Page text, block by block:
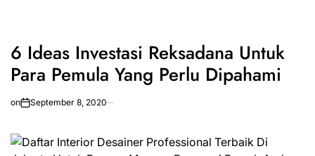
6 Ideas Investasi Reksadana Untuk
Para Pemula Yang Perlu Dipahami
on September 8, 2020